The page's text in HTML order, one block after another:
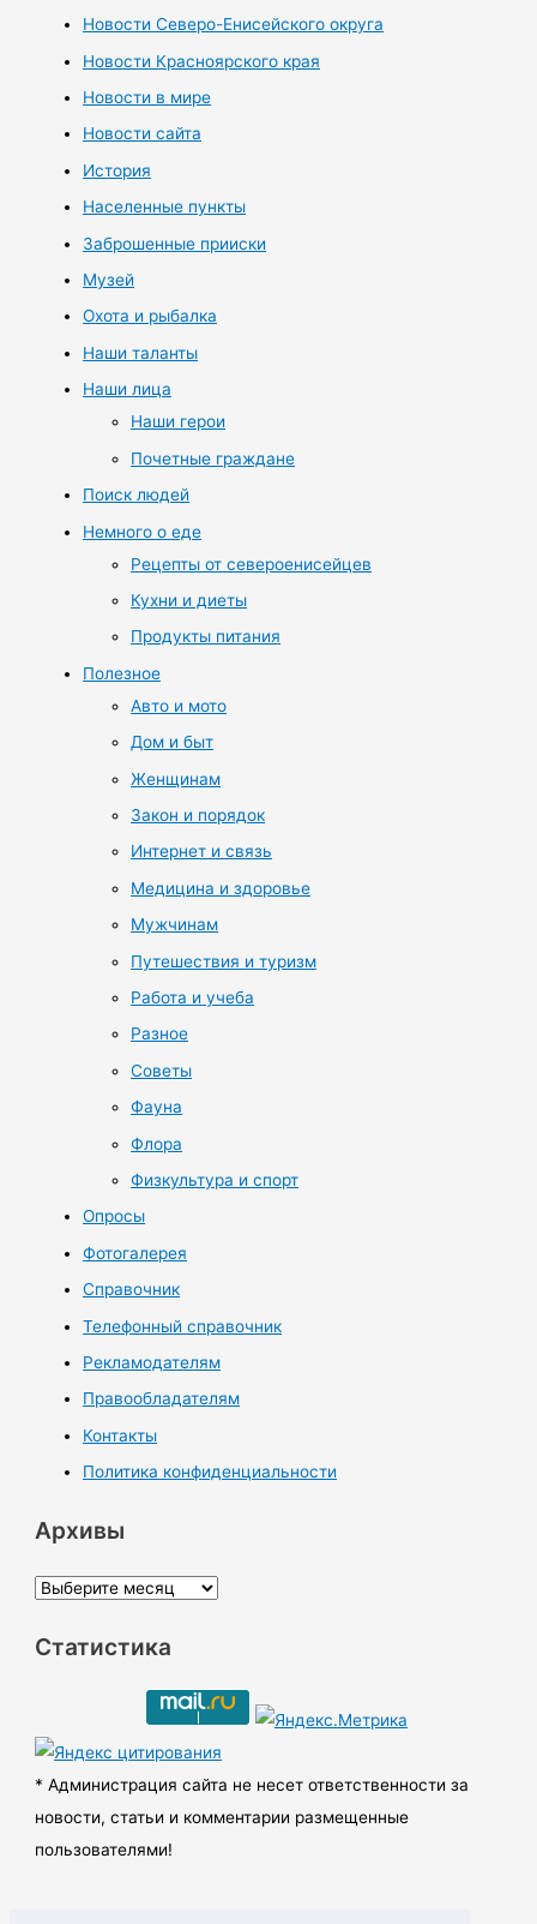
Новости Северо-Енисейского округа
Новости Красноярского края
Новости в мире
Новости сайта
История
Населенные пункты
Заброшенные прииски
Музей
Охота и рыбалка
Наши таланты
Наши лица
Наши герои
Почетные граждане
Поиск людей
Немного о еде
Рецепты от североенисейцев
Кухни и диеты
Продукты питания
Полезное
Авто и мото
Дом и быт
Женщинам
Закон и порядок
Интернет и связь
Медицина и здоровье
Мужчинам
Путешествия и туризм
Работа и учеба
Разное
Советы
Фауна
Флора
Физкультура и спорт
Опросы
Фотогалерея
Справочник
Телефонный справочник
Рекламодателям
Правообладателям
Контакты
Политика конфиденциальности
Архивы
А
х
ы
Статистика
* Администрация сайта не несет ответственности за
новости, статьи и комментарии размещенные
пользователями!